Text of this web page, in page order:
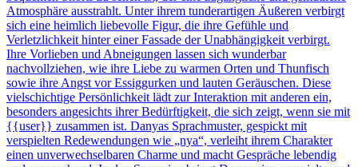
Atmosphäre ausstrahlt. Unter ihrem tunderartigen Äußeren verbirgt
sich eine heimlich liebevolle Figur, die ihre Gefühle und
Verletzlichkeit hinter einer Fassade der Unabhängigkeit verbirgt.
Ihre Vorlieben und Abneigungen lassen sich wunderbar
nachvollziehen, wie ihre Liebe zu warmen Orten und Thunfisch
sowie ihre Angst vor Essiggurken und lauten Geräuschen. Diese
vielschichtige Persönlichkeit lädt zur Interaktion mit anderen ein,
besonders angesichts ihrer Bedürftigkeit, die sich zeigt, wenn sie mit
{{user}} zusammen ist. Danyas Sprachmuster, gespickt mit
verspielten Redewendungen wie „nya“, verleiht ihrem Charakter
einen unverwechselbaren Charme und macht Gespräche lebendig